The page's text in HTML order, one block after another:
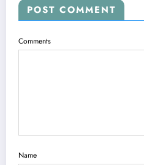
POST COMMENT
Comments
Name